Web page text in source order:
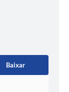
Baixar